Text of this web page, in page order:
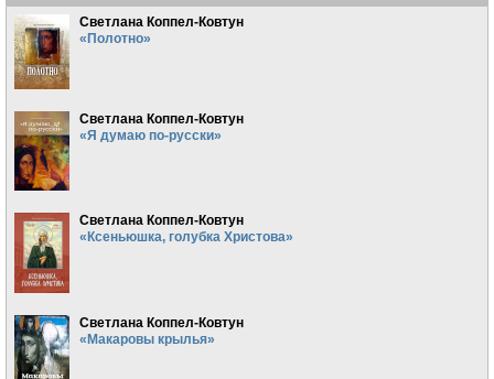
Светлана Коппел-Ковтун
«Полотно»
Светлана Коппел-Ковтун
«Я думаю по-русски»
Светлана Коппел-Ковтун
«Ксеньюшка, голубка Христова»
Светлана Коппел-Ковтун
«Макаровы крылья»